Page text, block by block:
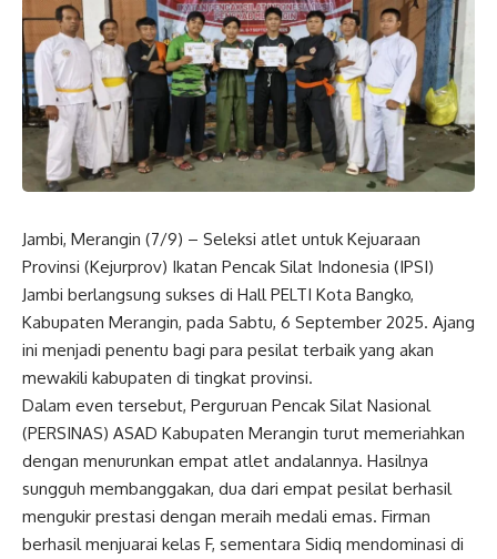
Jambi, Merangin (7/9) – Seleksi atlet untuk Kejuaraan
Provinsi (Kejurprov) Ikatan Pencak Silat Indonesia (IPSI)
Jambi berlangsung sukses di Hall PELTI Kota Bangko,
Kabupaten Merangin, pada Sabtu, 6 September 2025. Ajang
ini menjadi penentu bagi para pesilat terbaik yang akan
mewakili kabupaten di tingkat provinsi.
Dalam even tersebut, Perguruan Pencak Silat Nasional
(PERSINAS) ASAD Kabupaten Merangin turut memeriahkan
dengan menurunkan empat atlet andalannya. Hasilnya
sungguh membanggakan, dua dari empat pesilat berhasil
mengukir prestasi dengan meraih medali emas. Firman
berhasil menjuarai kelas F, sementara Sidiq mendominasi di